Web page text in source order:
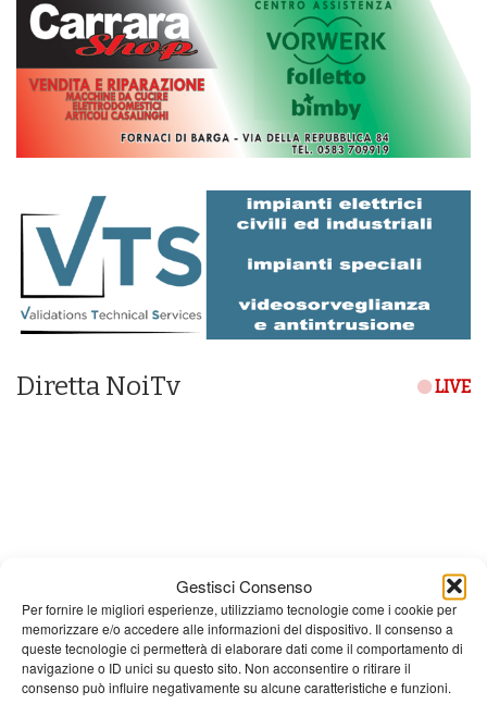
Gestisci Consenso
Per fornire le migliori esperienze, utilizziamo tecnologie come i cookie per
memorizzare e/o accedere alle informazioni del dispositivo. Il consenso a
queste tecnologie ci permetterà di elaborare dati come il comportamento di
navigazione o ID unici su questo sito. Non acconsentire o ritirare il
consenso può influire negativamente su alcune caratteristiche e funzioni.
Diretta NoiTv LIVE